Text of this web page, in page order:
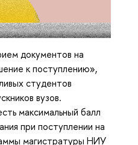
документов на
к поступлению»,
студентов
вузов.
максимальный балл
при поступлении на
магистратуры НИУ